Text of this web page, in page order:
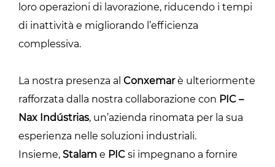
loro operazioni di lavorazione, riducendo i tempi
di inattività e migliorando l’efficienza
complessiva.
La nostra presenza al Conxemarè ulteriormente
rafforzata dalla nostra collaborazione con PIC –
Nax Indústrias, un’azienda rinomata per la sua
esperienza nelle soluzioni industriali.
Insieme, Stalam e PIC si impegnano a fornire